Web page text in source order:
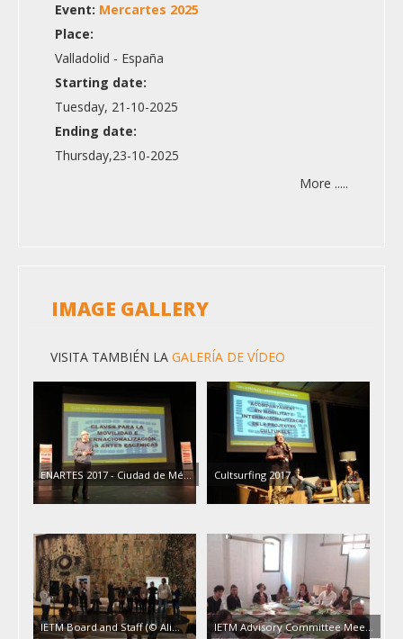
Event: Mercartes 2025
Place:
Valladolid - España
Starting date:
Tuesday, 21-10-2025
Ending date:
Thursday,23-10-2025
More .....
IMAGE GALLERY
VISITA TAMBIÉN LA GALERÍA DE VÍDEO
ENARTES 2017 - Ciudad de Mé… Cultsurfing 2017
IETM Board and Staff (© Ali… IETM Advisory Committee Mee…